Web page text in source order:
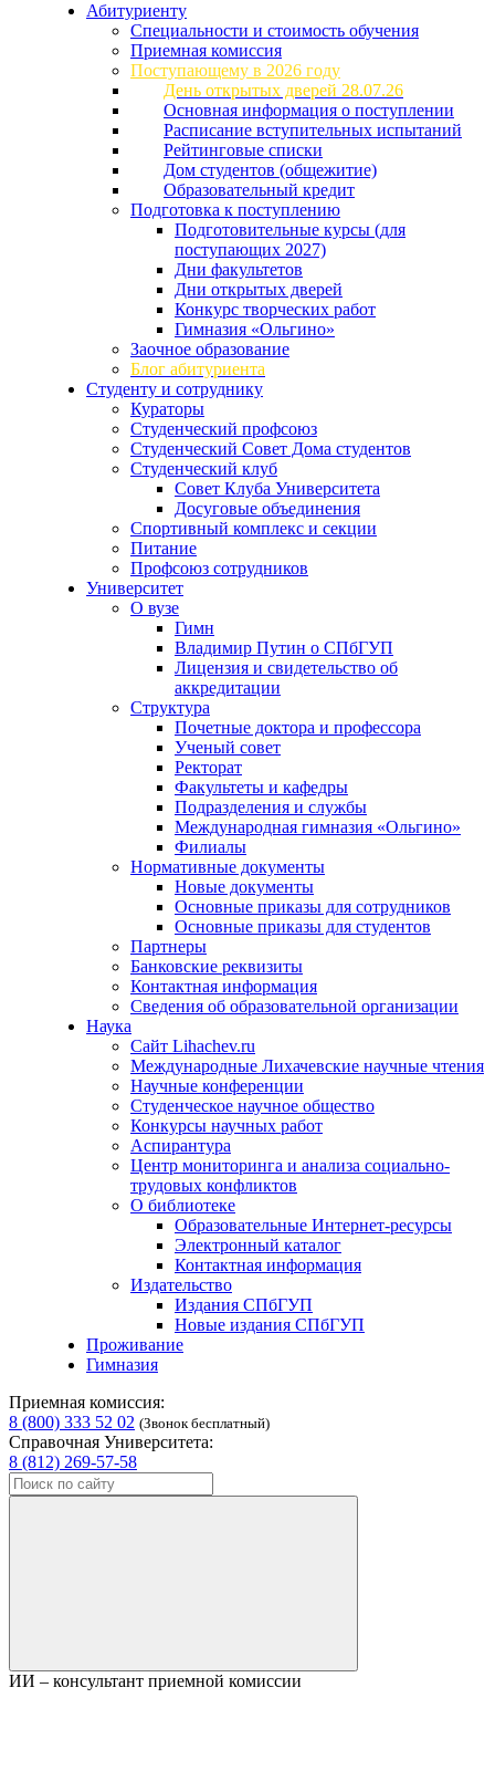
Абитуриенту
Специальности и стоимость обучения
Приемная комиссия
Поступающему в 2026 году
День открытых дверей 28.07.26
Основная информация о поступлении
Расписание вступительных испытаний
Рейтинговые списки
Дом студентов (общежитие)
Образовательный кредит
Подготовка к поступлению
Подготовительные курсы (для
поступающих 2027)
Дни факультетов
Дни открытых дверей
Конкурс творческих работ
Гимназия «Ольгино»
Заочное образование
Блог абитуриента
Студенту и сотруднику
Кураторы
Студенческий профсоюз
Студенческий Совет Дома студентов
Студенческий клуб
Совет Клуба Университета
Досуговые объединения
Спортивный комплекс и секции
Питание
Профсоюз сотрудников
Университет
О вузе
Гимн
Владимир Путин о СПбГУП
Лицензия и свидетельство об
аккредитации
Структура
Почетные доктора и профессора
Ученый совет
Ректорат
Факультеты и кафедры
Подразделения и службы
Международная гимназия «Ольгино»
Филиалы
Нормативные документы
Новые документы
Основные приказы для сотрудников
Основные приказы для студентов
Партнеры
Банковские реквизиты
Контактная информация
Сведения об образовательной организации
Наука
Сайт Lihachev.ru
Международные Лихачевские научные чтения
Научные конференции
Студенческое научное общество
Конкурсы научных работ
Аспирантура
Центр мониторинга и анализа социально-
трудовых конфликтов
О библиотеке
Образовательные Интернет-ресурсы
Электронный каталог
Контактная информация
Издательство
Издания СПбГУП
Новые издания СПбГУП
Проживание
Гимназия
Приемная комиссия:
8 (800) 333 52 02 (Звонок бесплатный)
Справочная Университета:
8 (812) 269-57-58
ИИ – консультант приемной комиссии